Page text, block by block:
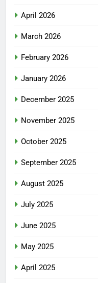
April 2026
March 2026
February 2026
January 2026
December 2025
November 2025
October 2025
September 2025
August 2025
July 2025
June 2025
May 2025
April 2025